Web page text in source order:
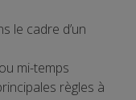
le cadre d’un
mi-temps
règles à